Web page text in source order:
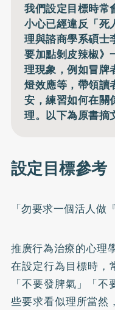
我們設定目標時
小心已經違反「死
理與諮商學系碩士
要加點剝皮辣椒》
理現象，例如冒牌
燈效應等，帶領讀
安，練習如何在關
理。以下為原書摘
設定目標參考
「勿要求一個活人做
推廣行為治療的心理
在設定行為目標時
「不要發脾氣」「
些要求看似理所當然